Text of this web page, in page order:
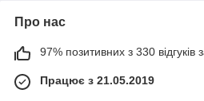
Про нас
97% позитивних з 330 відгуків
Працює з 21.05.2019